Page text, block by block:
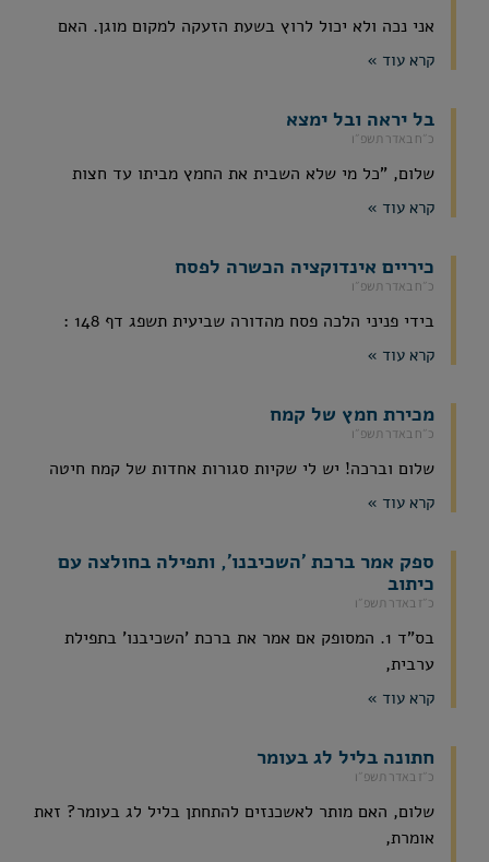
אני נכה ולא יכול לרוץ בשעת הזעקה למקום מוגן. האם
קרא עוד »
בל יראה ובל ימצא
כ״ח באדר תשפ״ו
שלום, "כל מי שלא השבית את החמץ מביתו עד חצות
קרא עוד »
כיריים אינדוקציה הכשרה לפסח
כ״ח באדר תשפ״ו
בידי פניני הלכה פסח מהדורה שביעית תשפג דף 148 :
קרא עוד »
מכירת חמץ של קמח
כ״ח באדר תשפ״ו
שלום וברכה! יש לי שקיות סגורות אחדות של קמח חיטה
קרא עוד »
ספק אמר ברכת 'השכיבנו', ותפילה בחולצה עם
כיתוב
כ״ז באדר תשפ״ו
בס"ד 1. המסופק אם אמר את ברכת 'השכיבנו' בתפילת
ערבית,
קרא עוד »
חתונה בליל לג בעומר
כ״ז באדר תשפ״ו
שלום, האם מותר לאשכנזים להתחתן בליל לג בעומר? זאת
אומרת,